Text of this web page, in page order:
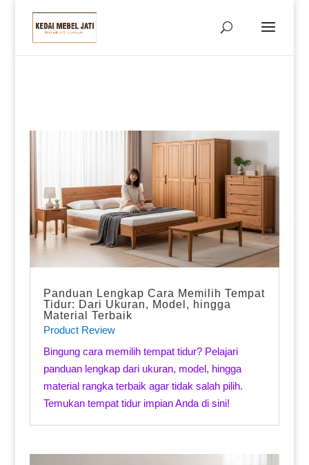
Panduan Lengkap Cara Memilih Tempat
Tidur: Dari Ukuran, Model, hingga
Material Terbaik
Product Review
Bingung cara memilih tempat tidur? Pelajari
panduan lengkap dari ukuran, model, hingga
material rangka terbaik agar tidak salah pilih.
Temukan tempat tidur impian Anda di sini!